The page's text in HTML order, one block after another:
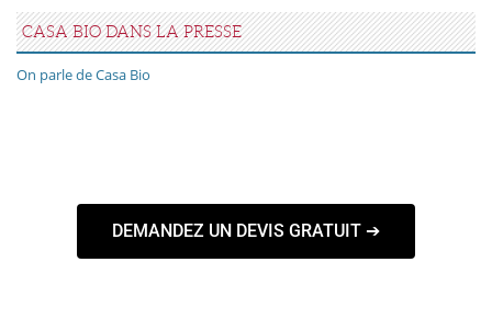
CASA BIO DANS LA PRESSE
On parle de Casa Bio
DEMANDEZ UN DEVIS GRATUIT ➔